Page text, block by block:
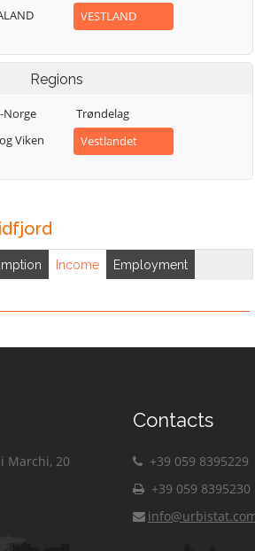
Øygarden
VESTLAND
Regions
Norge
Viken
Trøndelag
Vestlandet
Income Employment
Marchi, 20
Contacts
+39 059 8395229
+39 059 8395230